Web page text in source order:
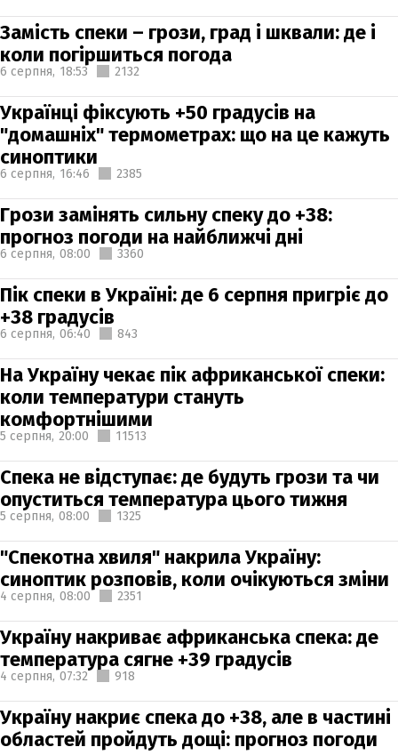
Замість спеки – грози, град і шквали: де і
коли погіршиться погода
6 серпня, 18:53 2132
Українці фіксують +50 градусів на
"домашніх" термометрах: що на це кажуть
синоптики
6 серпня, 16:46 2385
Грози замінять сильну спеку до +38:
прогноз погоди на найближчі дні
6 серпня, 08:00 3360
Пік спеки в Україні: де 6 серпня пригріє до
+38 градусів
6 серпня, 06:40 843
На Україну чекає пік африканської спеки:
коли температури стануть
комфортнішими
5 серпня, 20:00 11513
Спека не відступає: де будуть грози та чи
опуститься температура цього тижня
5 серпня, 08:00 1325
"Спекотна хвиля" накрила Україну:
синоптик розповів, коли очікуються зміни
4 серпня, 08:00 2351
Україну накриває африканська спека: де
температура сягне +39 градусів
4 серпня, 07:32 918
Україну накриє спека до +38, але в частині
областей пройдуть дощі: прогноз погоди